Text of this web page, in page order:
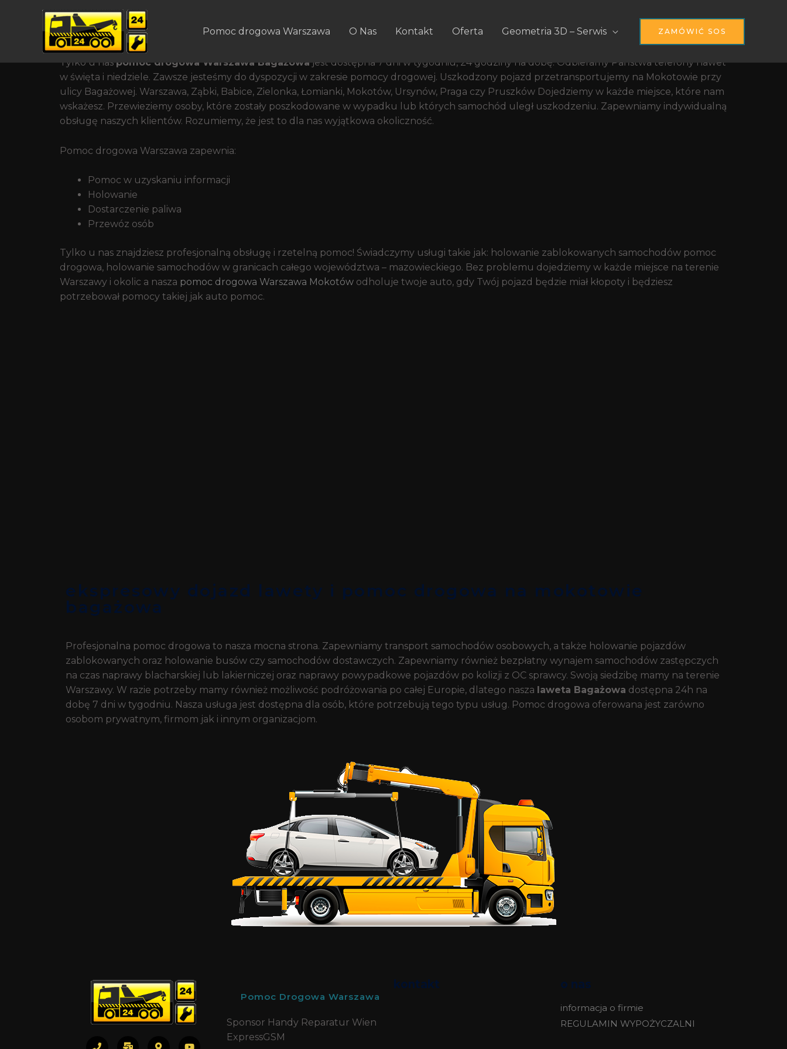
Pomoc drogowa Warszawa O Nas Kontakt Oferta Geometria 3D – Serwis ZAMÓWIĆ SOS
Ekspresowa Pomoc Kierowcom Na Drodze Bagażowa
Pomoc drogowa w Warszawie na Mokotowie przy ulicy Bagażowa
Tylko u naspomoc drogowa Warszawa Bagażowajest dostępna 7 dni w tygodniu, 24 godziny na dobę. Odbieramy Państwa telefony nawet
w święta i niedziele. Zawsze jesteśmy do dyspozycji w zakresie pomocy drogowej. Uszkodzony pojazd przetransportujemy na Mokotowie przy
ulicy Bagażowej. Warszawa, Ząbki, Babice, Zielonka, Łomianki, Mokotów, Ursynów, Praga czy Pruszków Dojedziemy w każde miejsce, które nam
wskażesz. Przewieziemy osoby, które zostały poszkodowane w wypadku lub których samochód uległ uszkodzeniu. Zapewniamy indywidualną
obsługę naszych klientów. Rozumiemy, że jest to dla nas wyjątkowa okoliczność.
Pomoc drogowa Warszawa zapewnia:
Pomoc w uzyskaniu informacji
Holowanie
Dostarczenie paliwa
Przewóz osób
Tylko u nas znajdziesz profesjonalną obsługę i rzetelną pomoc! Świadczymy usługi takie jak: holowanie zablokowanych samochodów pomoc
drogowa, holowanie samochodów w granicach całego województwa – mazowieckiego. Bez problemu dojedziemy w każde miejsce na terenie
Warszawy i okolic a nasza pomoc drogowa Warszawa Mokotów odholuje twoje auto, gdy Twój pojazd będzie miał kłopoty i będziesz
potrzebował pomocy takiej jak auto pomoc.
ekspresowy dojazd lawety i pomoc drogowa na mokotowie
bagażowa
Profesjonalna pomoc drogowa to nasza mocna strona. Zapewniamy transport samochodów osobowych, a także holowanie pojazdów
zablokowanych oraz holowanie busów czy samochodów dostawczych. Zapewniamy również bezpłatny wynajem samochodów zastępczych
na czas naprawy blacharskiej lub lakierniczej oraz naprawy powypadkowe pojazdów po kolizji z OC sprawcy. Swoją siedzibę mamy na terenie
Warszawy. W razie potrzeby mamy również możliwość podróżowania po całej Europie, dlatego nasza laweta Bagażowa dostępna 24h na
dobę 7 dni w tygodniu. Nasza usługa jest dostępna dla osób, które potrzebują tego typu usług. Pomoc drogowa oferowana jest zarówno
osobom prywatnym, firmom jak i innym organizacjom.
Pomoc Drogowa Warszawa
Sponsor Handy Reparatur Wien
ExpressGSM
kontakt o nas
informacja o firmie
REGULAMIN WYPOŻYCZALNI